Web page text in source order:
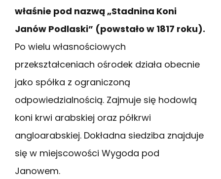
właśnie pod nazwą „Stadnina Koni
Janów Podlaski” (powstało w 1817 roku).
Po wielu własnościowych
przekształceniach ośrodek działa obecnie
jako spółka z ograniczoną
odpowiedzialnością. Zajmuje się hodowlą
koni krwi arabskiej oraz półkrwi
angloarabskiej. Dokładna siedziba znajduje
się w miejscowości Wygoda pod
Janowem.